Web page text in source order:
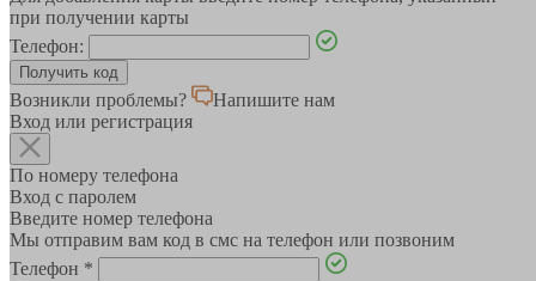
при получении карты
Телефон:
Возникли проблемы?
Напишите нам
Вход или регистрация
По номеру телефона
Вход с паролем
Введите номер телефона
Мы отправим вам код в смс на телефон или позвоним
Телефон *